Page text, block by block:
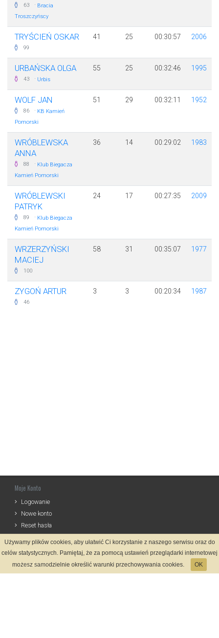
63 · Bracia
Troszczyńscy
TRYŚCIEŃ OSKAR
99
41 25 00:30:57 2006
URBAŃSKA OLGA
43 · Urbis
55 25 00:32:46 1995
WOLF JAN
86 · KB Kamień
Pomorski
51 29 00:32:11 1952
WRÓBLEWSKA
ANNA
88 · Klub Biegacza
Kamień Pomorski
36 14 00:29:02 1983
WRÓBLEWSKI
PATRYK
89 · Klub Biegacza
Kamień Pomorski
24 17 00:27:35 2009
WRZERZYŃSKI
MACIEJ
100
58 31 00:35:07 1977
ZYGOŃ ARTUR
46
3 3 00:20:34 1987
Moje Konto
Logowanie
Nowe konto
Reset hasła
Informacje
Regulamin
Używamy plików cookies, aby ułatwić Ci korzystanie z naszego serwisu oraz do
celów statystycznych. Pamiętaj, że za pomocą ustawień przeglądarki internetowej
możesz samodzielnie określić warunki przechowywania cookies.
OK